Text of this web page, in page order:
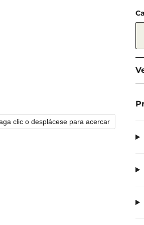
clic o desplácese para acercar